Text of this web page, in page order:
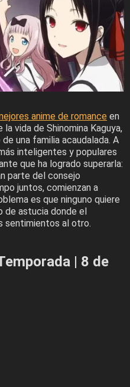
anime de romance en
vida de Shinomina Kaguya,
una familia acaudalada. A
inteligentes y populares
que ha logrado superarla:
parte del consejo
juntos, comienzan a
es que ninguno quiere
de astucia donde el
sentimientos al otro.
| 8 de